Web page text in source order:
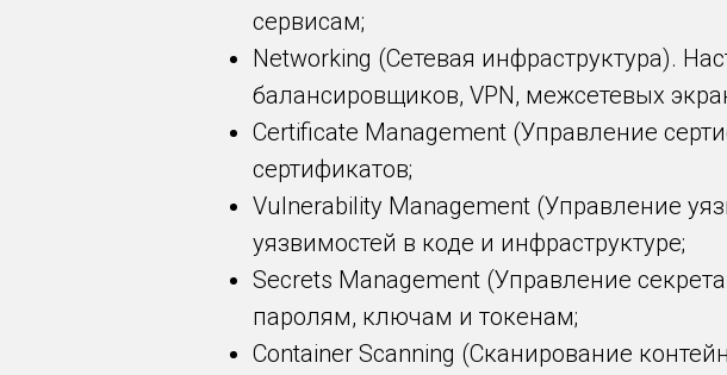
сервисам;
Networking (Сетевая инфраструктура).
балансировщиков, VPN, межсетевых
Certificate Management (Управление
сертификатов;
Vulnerability Management (Управление
уязвимостей в коде и инфраструктуре;
Secrets Management (Управление
паролям, ключам и токенам;
Container Scanning (Сканирование